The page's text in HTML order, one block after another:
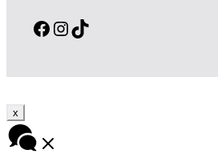
Facebook
Instagram
TikTok
x